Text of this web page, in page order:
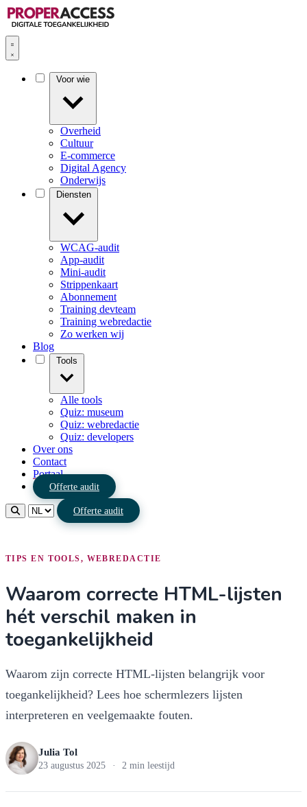
Overheid
Cultuur
E-commerce
Digital Agency
Onderwijs
WCAG-audit
App-audit
Mini-audit
Strippenkaart
Abonnement
Training devteam
Training webredactie
Zo werken wij
Blog
Alle tools
Quiz: museum
Quiz: webredactie
Quiz: developers
Over ons
Contact
Portaal
Offerte audit
Offerte audit
TIPS EN TOOLS, WEBREDACTIE
Waarom correcte HTML-lijsten
hét verschil maken in
toegankelijkheid
Waarom zijn correcte HTML-lijsten belangrijk voor
toegankelijkheid? Lees hoe schermlezers lijsten
interpreteren en veelgemaakte fouten.
Julia Tol
23 augustus 2025 · 2 min leestijd